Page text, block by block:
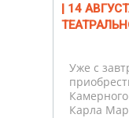
| 14
Уже с
Карла